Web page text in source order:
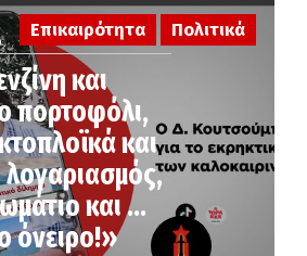
Επικαιρότητα Πολιτικά
και
πορτοφόλι,
και
λογαριασμός,
και …
όνειρο!»